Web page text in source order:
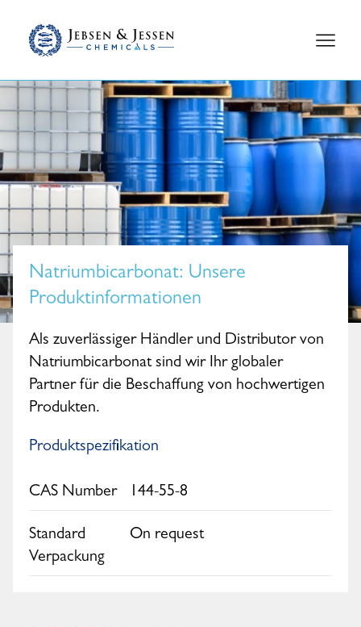
Natriumbicarbonat: Unsere
Produktinformationen
Als zuverlässiger Händler und Distributor von
Natriumbicarbonat sind wir Ihr globaler
Partner für die Beschaffung von hochwertigen
Produkten.
Produktspezifikation
CAS Number 144-55-8
Standard
Verpackung
On request